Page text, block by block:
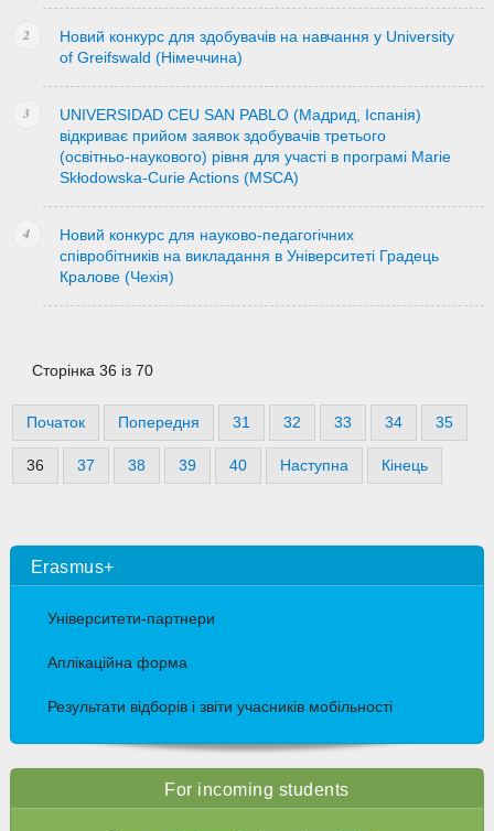
Новий конкурс для здобувачів на навчання у University
of Greifswald (Німеччина)
UNIVERSIDAD CEU SAN PABLO (Мадрид, Іспанія)
відкриває прийом заявок здобувачів третього
(освітньо-наукового) рівня для участі в програмі Marie
Skłodowska-Curie Actions (MSCA)
Новий конкурс для науково-педагогічних
співробітників на викладання в Університеті Градець
Кралове (Чехія)
Сторінка 36 із 70
Початок Попередня 31 32 33 34 35
36 37 38 39 40 Наступна Кінець
Erasmus+
Університети-партнери
Аплікаційна форма
Результати відборів і звіти учасників мобільності
For incoming students